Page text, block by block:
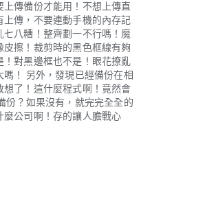
傳備份才能用！不想上傳直
傳，不要連動手機的內存記
八糟！整齊劃一不行嗎！魔
擦！裁剪時的黑色框線有夠
對黑邊框也不是！眼花撩亂
！ 另外，發現已經備份在相
了！這什麼程式啊！竟然會
份？如果沒有，就完完全全的
公司啊！存的讓人膽戰心